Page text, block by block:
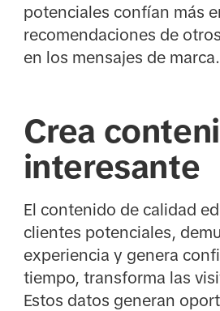
potenciales confían más
recomendaciones de
en los mensajes de marca.
Crea
interesante
El contenido de calidad
clientes potenciales,
experiencia y genera
tiempo, transforma las
Estos datos generan